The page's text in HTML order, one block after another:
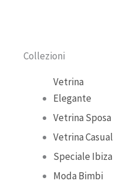
Collezioni
Vetrina
Elegante
Vetrina Sposa
Vetrina Casual
Speciale Ibiza
Moda Bimbi